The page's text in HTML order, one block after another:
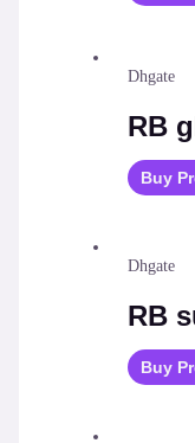
Dhgate
RB
Buy
Dhgate
RB
Buy